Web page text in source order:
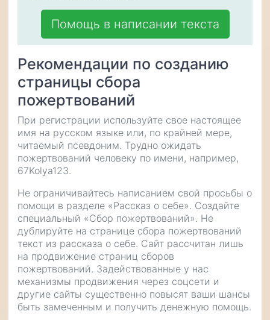
Помощь в написании текста
Рекомендации по созданию
страницы сбора
пожертвований
При регистрации используйте свое настоящее
имя на русском языке или, по крайней мере,
читаемый псевдоним. Трудно ожидать
пожертвований человеку по имени, например,
67Kolya123.
Не ограничивайтесь написанием свой просьбы о
помощи в разделе «Рассказ о себе». Создайте
специальный «Сбор пожертвований». Не
дублируйте на странице сбора пожертвований
текст из рассказа о себе. Сайт рассчитан лишь
на продвижение страниц сборов
пожертвований. Задействованные у нас
механизмы продвижения через соцсети и
другие сайты существенно повысят ваши шансы
быть замеченным и получить денежную помощь.